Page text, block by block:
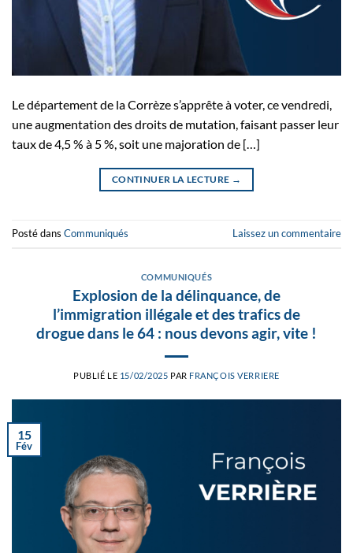
Le département de la Corrèze s’apprête à voter, ce vendredi,
une augmentation des droits de mutation, faisant passer leur
taux de 4,5 % à 5 %, soit une majoration de […]
CONTINUER LA LECTURE →
Posté dans Communiqués Laissez un commentaire
COMMUNIQUÉS
Explosion de la délinquance, de
l’immigration illégale et des trafics de
drogue dans le 64 : nous devons agir, vite !
PUBLIÉ LE 15/02/2025 PAR FRANÇOIS VERRIERE
15
Fév